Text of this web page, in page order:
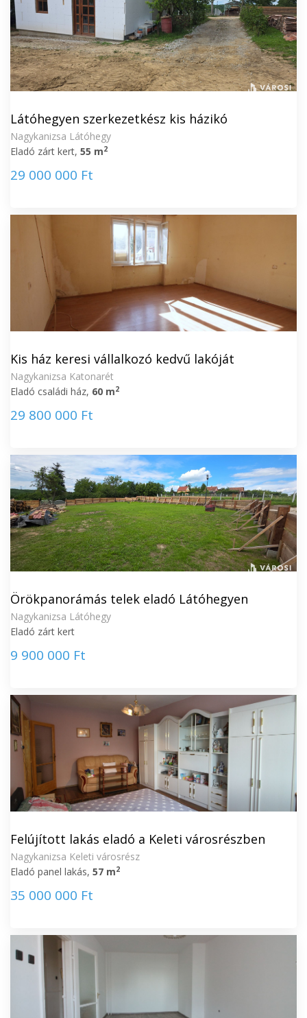
Látóhegyen szerkezetkész kis házikó
Nagykanizsa Látóhegy
Eladó zárt kert, 55 m2
29 000 000 Ft
Kis ház keresi vállalkozó kedvű lakóját
Nagykanizsa Katonarét
Eladó családi ház, 60 m2
29 800 000 Ft
Örökpanorámás telek eladó Látóhegyen
Nagykanizsa Látóhegy
Eladó zárt kert
9 900 000 Ft
Felújított lakás eladó a Keleti városrészben
Nagykanizsa Keleti városrész
Eladó panel lakás, 57 m2
35 000 000 Ft